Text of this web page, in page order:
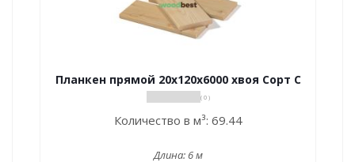
Планкен прямой 20х120х6000 хвоя Сорт С
( 0 )
Количество в м³: 69.44
Длина:6 м